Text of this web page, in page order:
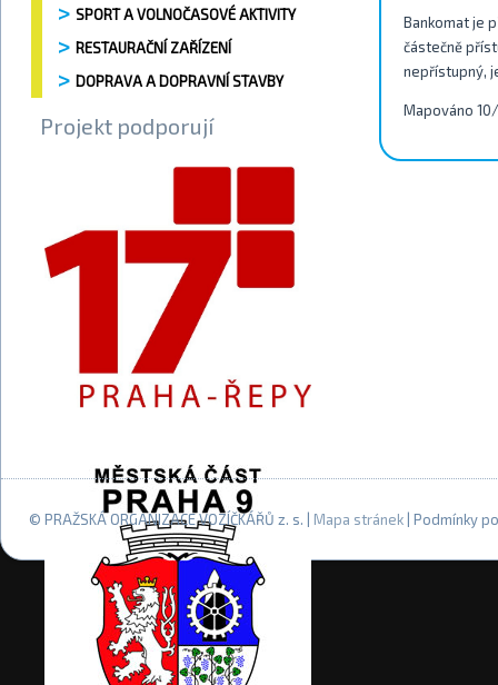
SPORT A VOLNOČASOVÉ AKTIVITY
RESTAURAČNÍ ZAŘÍZENÍ
DOPRAVA A DOPRAVNÍ STAVBY
Projekt podporují
Bankomat je
částečně
nepřístupný,
Mapováno
© PRAŽSKÁ ORGANIZACE VOZÍČKÁŘŮ z. s. | Mapa stránek | Podmínky